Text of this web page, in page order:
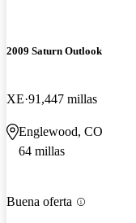
2009 Saturn Outlook
XE 91,447 millas
Englewood, CO
64 millas
Buena oferta